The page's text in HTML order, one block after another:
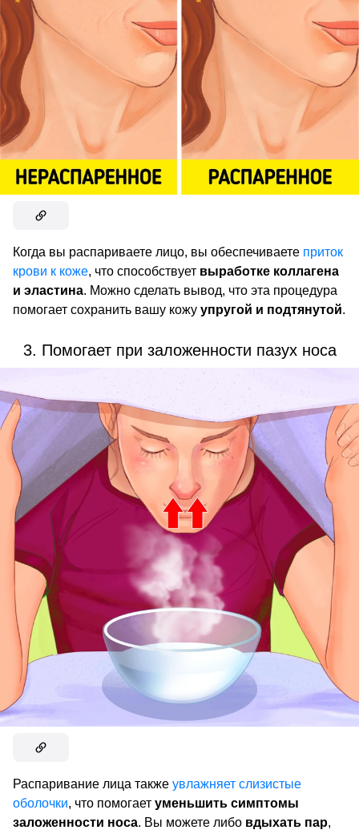
Когда вы распариваете лицо, вы обеспечиваете приток
крови к коже, что способствует выработке коллагена
и эластина. Можно сделать вывод, что эта процедура
помогает сохранить вашу кожу упругой и подтянутой.
3. Помогает при заложенности пазух носа
Распаривание лица также увлажняет слизистые
оболочки, что помогает уменьшить симптомы
заложенности носа. Вы можете либо вдыхать пар,